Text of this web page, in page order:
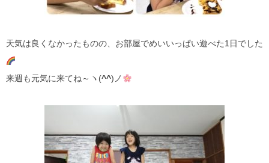
天気は良くなかったものの、お部屋でめいいっぱい遊べた1日でした
来週も元気に来てね～ヽ(^^)ノ